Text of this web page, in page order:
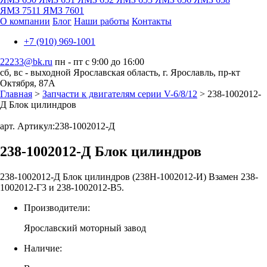
ЯМЗ 7511 ЯМЗ 7601
О компании Блог Наши работы Контакты
+7 (910) 969-1001
22233@bk.ru пн - пт с 9:00 до 16:00
сб, вс - выходной Ярославская область, г. Ярославль, пр-кт
Октября, 87А
Главная > Запчасти к двигателям серии V-6/8/12 > 238-1002012-
Д Блок цилиндров
арт. Артикул:238-1002012-Д
238-1002012-Д Блок цилиндров
238-1002012-Д Блок цилиндров (238Н-1002012-И) Взамен 238-
1002012-Г3 и 238-1002012-В5.
Производители:
Ярославский моторный завод
Наличие: